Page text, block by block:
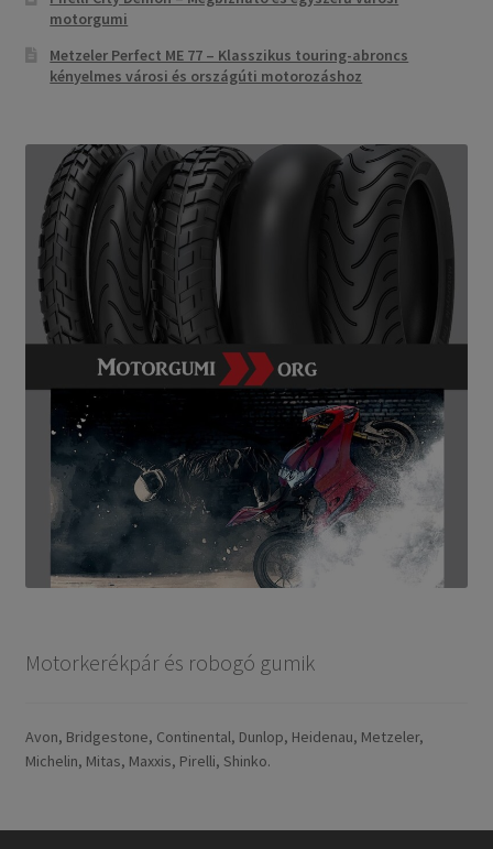
motorgumi
Metzeler Perfect ME 77 – Klasszikus touring-abroncs
kényelmes városi és országúti motorozáshoz
Motorkerékpár és robogó gumik
Avon, Bridgestone, Continental, Dunlop, Heidenau, Metzeler,
Michelin, Mitas, Maxxis, Pirelli, Shinko.